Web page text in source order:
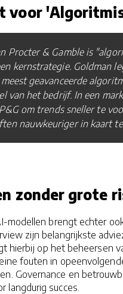
voor
Procter & Gamble is
kernstrategie. Goldman
geavanceerde
van het bedrijf. In een
om trends sneller te
nauwkeuriger in kaart
zonder grote
modellen brengt echter
zijn belangrijkste
hierbij op het beheersen
fouten in
Governance en
langdurig succes.